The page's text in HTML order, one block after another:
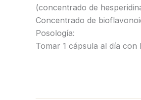
(concentrado de
Concentrado de
Posología:
Tomar 1 cápsula al día